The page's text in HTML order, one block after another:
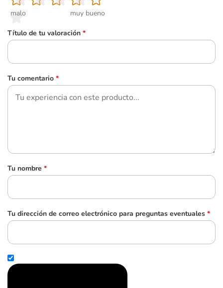
malo
muy bueno
Título de tu valoración *
Tu comentario *
Tu nombre *
Tu dirección de correo electrónico para preguntas eventuales *